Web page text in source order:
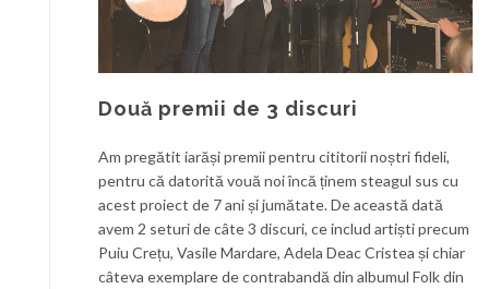
Două premii de 3 discuri
Am pregătit iarăși premii pentru cititorii noștri fideli,
pentru că datorită vouă noi încă ținem steagul sus cu
acest proiect de 7 ani și jumătate. De această dată
avem 2 seturi de câte 3 discuri, ce includ artiști precum
Puiu Crețu, Vasile Mardare, Adela Deac Cristea și chiar
câteva exemplare de contrabandă din albumul Folk din